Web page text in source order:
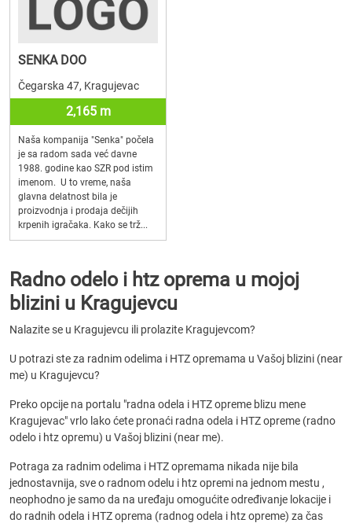
SENKA DOO
Čegarska 47, Kragujevac
2,165 m
Naša kompanija "Senka" počela
je sa radom sada već davne
1988. godine kao SZR pod istim
imenom. U to vreme, naša
glavna delatnost bila je
proizvodnja i prodaja dečijih
krpenih igračaka. Kako se trž...
Radno odelo i htz oprema u mojoj
blizini u Kragujevcu
Nalazite se u Kragujevcu ili prolazite Kragujevcom?
U potrazi ste za radnim odelima i HTZ opremama u Vašoj blizini (near
me) u Kragujevcu?
Preko opcije na portalu "radna odela i HTZ opreme blizu mene
Kragujevac" vrlo lako ćete pronaći radna odela i HTZ opreme (radno
odelo i htz opremu) u Vašoj blizini (near me).
Potraga za radnim odelima i HTZ opremama nikada nije bila
jednostavnija, sve o radnom odelu i htz opremi na jednom mestu ,
neophodno je samo da na uređaju omogućite određivanje lokacije i
do radnih odela i HTZ oprema (radnog odela i htz opreme) za čas